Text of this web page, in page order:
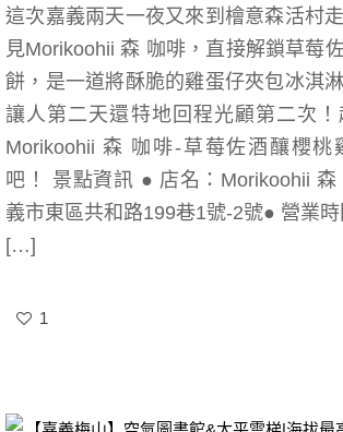
這次嘉義兩天一夜又來到檜意森活村
見Morikoohii 森 咖啡，直接解鎖草莓
餅，是一道將酥脆的雞蛋仔夾包冰淇
讓人第二天還特地回程光顧第二次
Morikoohii 森 咖啡-草莓佐酒釀櫻桃
吧！ 景點資訊 ● 店名：Morikoohii
義市東區共和路199巷1號-2號● 營業
[…]
1